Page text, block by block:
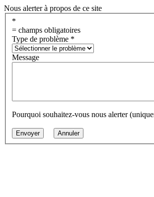
Nous alerter à propos de ce site
*
= champs obligatoires
Type de problème *
Message
Pourquoi souhaitez-vous nous alerter